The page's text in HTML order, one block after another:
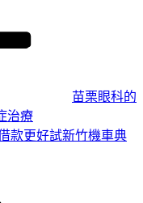
苗栗眼科的
治療
款更好試新竹機車典